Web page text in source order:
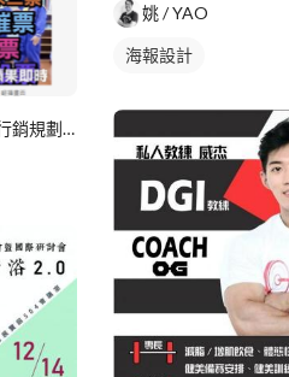
感信文創 活動策劃主持 行銷規劃 課程講座 美編文宣
姚 / YAO
海報設計